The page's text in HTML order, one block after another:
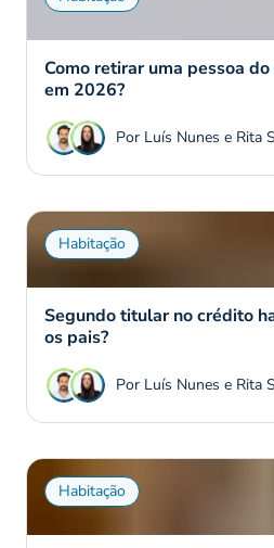
Como retirar uma pessoa
em 2026?
Por Luís Nunes e Rita
Habitação
Segundo titular no crédito
os pais?
Por Luís Nunes e Rita
Habitação